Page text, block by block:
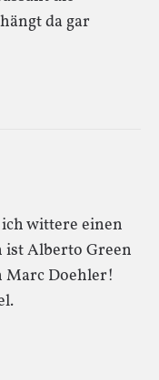
da gar
wittere einen
ist Alberto Green
Marc Doehler!